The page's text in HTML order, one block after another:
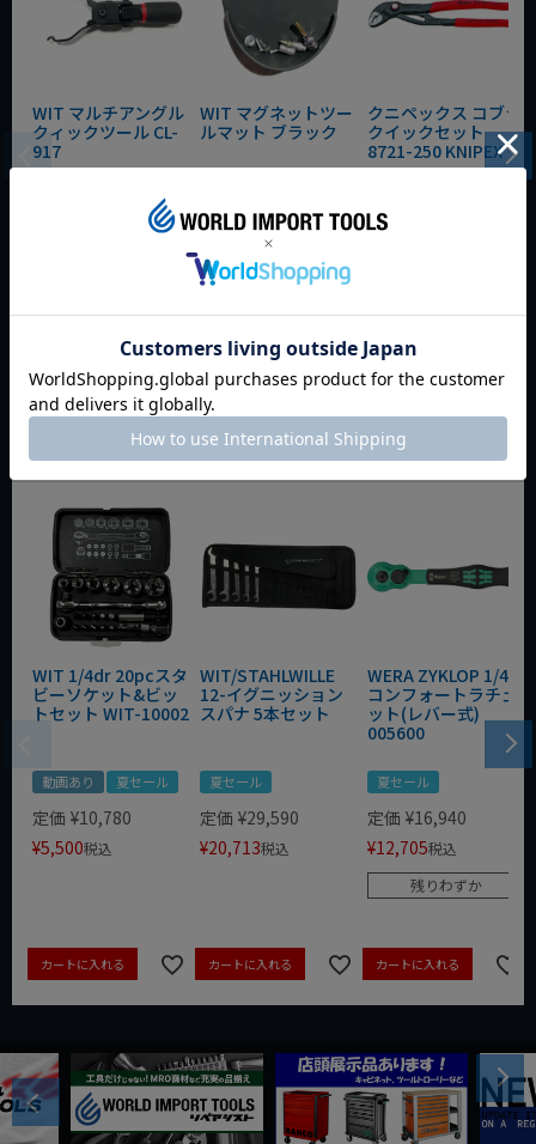
WIT マルチアングル
クィックツール CL-
917
夏セール
カートに入れる
WIT マグネットツー
ルマット ブラック
動画あり 夏セール
定価
¥3,465税込
カートに入れる
クニペックス コブラ
クイックセット
8721-250 KNIPEX
動画あり
カートに入れる
今週のおすすめアイテム
WIT 1/4dr 20pcスタ
ビーソケット&ビッ
トセット WIT-10002
動画あり 夏セール
定価 ¥10,780
¥5,500税込
カートに入れる
WIT/STAHLWILLE
12-イグニッション
スパナ 5本セット
夏セール
定価 ¥29,590
¥20,713税込
カートに入れる
WERA ZYKLOP 1/4"
コンフォートラチェ
ット(レバー式)
005600
夏セール
定価 ¥16,940
¥12,705税込
残りわずか
カートに入れる
Previous
Next